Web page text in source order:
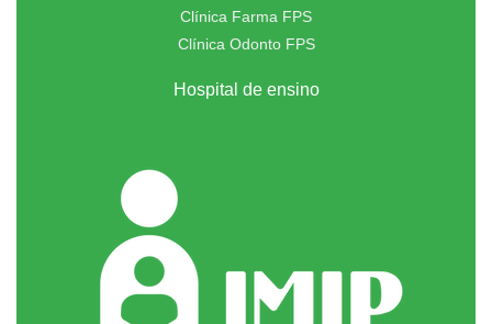
Clínica Farma FPS
Clínica Odonto FPS
Hospital de ensino